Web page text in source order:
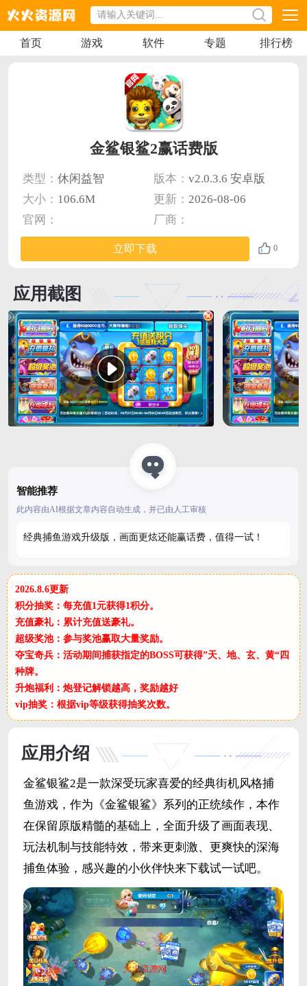
首页 游戏 软件 专题 排行榜
金鲨银鲨2赢话费版
类型： 休闲益智 版本： v2.0.3.6 安卓版
大小： 106.6M 更新： 2026-08-06
官网：
厂商：
立即下载 0
应用截图
智能推荐
此内容由AI根据文章内容自动生成，并已由人工审核
经典捕鱼游戏升级版，画面更炫还能赢话费，值得一试！
2026.8.6更新
积分抽奖：每充值1元获得1积分。
充值豪礼：累计充值送豪礼。
超级奖池：参与奖池赢取大量奖励。
夺宝奇兵：活动期间捕获指定的BOSS可获得”天、地、玄、黄“四
种牌。
升炮福利：炮登记解锁越高，奖励越好
vip抽奖：根据vip等级获得抽奖次数。
应用介绍
金鲨银鲨2是一款深受玩家喜爱的经典街机风格捕
鱼游戏，作为《金鲨银鲨》系列的正统续作，本作
在保留原版精髓的基础上，全面升级了画面表现、
玩法机制与技能特效，带来更刺激、更爽快的深海
捕鱼体验，感兴趣的小伙伴快来下载试一试吧。